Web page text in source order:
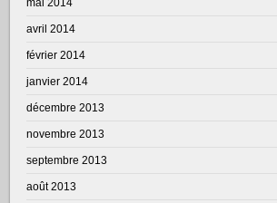
avril 2014
février 2014
janvier 2014
décembre 2013
novembre 2013
septembre 2013
août 2013